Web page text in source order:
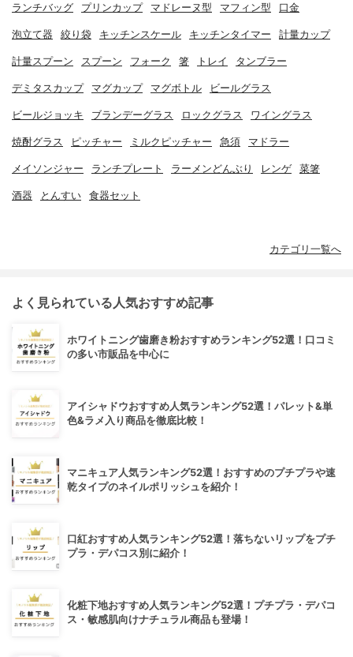
ランチバッグ プリンカップ マドレーヌ型 マフィン型 口金
泡立て器 絞り袋 キッチンスケール キッチンタイマー 計量カップ
計量スプーン スプーン フォーク 箸 トレイ タンブラー
デミタスカップ マグカップ マグボトル ビールグラス
ビールジョッキ ブランデーグラス ロックグラス ワイングラス
焼酎グラス ピッチャー ミルクピッチャー 急須 マドラー
メイソンジャー ランチプレート ラーメンどんぶり レンゲ 菜箸
酒器 とんすい 食器セット
カテゴリ一覧へ
よく見られている人気おすすめ記事
ホワイトニング歯磨き粉おすすめランキング52選！口コミ
の多い市販品を中心に
アイシャドウおすすめ人気ランキング52選！パレット&単
色&ラメ入り商品を徹底比較！
マニキュア人気ランキング52選！おすすめのプチプラや速
乾タイプのネイルポリッシュを紹介！
口紅おすすめ人気ランキング52選！落ちないリップをプチ
プラ・デパコス別に紹介！
化粧下地おすすめ人気ランキング52選！プチプラ・デパコ
ス・敏感肌向けナチュラル商品も登場！